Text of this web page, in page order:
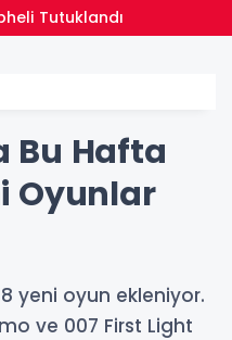
Tutuklandı
Bu Hafta
Oyunlar
yeni oyun ekleniyor.
ve 007 First Light